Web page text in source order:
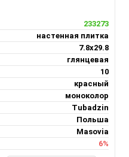
233273
настенная плитка
7.8х29.8
глянцевая
10
красный
моноколор
Tubadzin
Польша
Masovia
6%